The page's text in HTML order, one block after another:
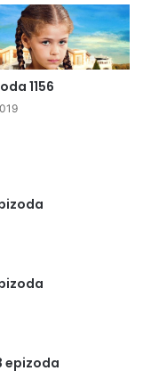
1156
epizoda